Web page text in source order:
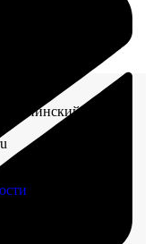
Ленинский, д. 221